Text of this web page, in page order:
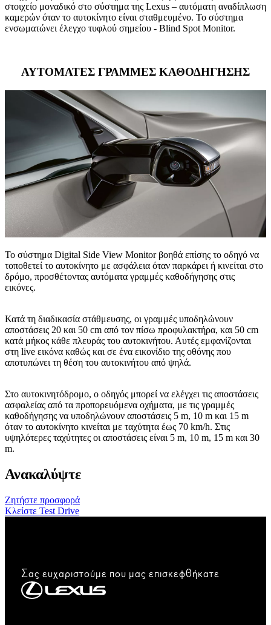
στοιχείο μοναδικό στο σύστημα της Lexus – αυτόματη αναδίπλωση
καμερών όταν το αυτοκίνητο είναι σταθμευμένο. Το σύστημα
ενσωματώνει έλεγχο τυφλού σημείου - Blind Spot Monitor.
ΑΥΤΟΜΑΤΕΣ ΓΡΑΜΜΕΣ ΚΑΘΟΔΗΓΗΣΗΣ
Το σύστημα Digital Side View Monitor βοηθά επίσης το οδηγό να
τοποθετεί το αυτοκίνητο με ασφάλεια όταν παρκάρει ή κινείται στο
δρόμο, προσθέτοντας αυτόματα γραμμές καθοδήγησης στις
εικόνες.
Κατά τη διαδικασία στάθμευσης, οι γραμμές υποδηλώνουν
αποστάσεις 20 και 50 cm από τον πίσω προφυλακτήρα, και 50 cm
κατά μήκος κάθε πλευράς του αυτοκινήτου. Αυτές εμφανίζονται
στη live εικόνα καθώς και σε ένα εικονίδιο της οθόνης που
αποτυπώνει τη θέση του αυτοκινήτου από ψηλά.
Στο αυτοκινητόδρομο, ο οδηγός μπορεί να ελέγχει τις αποστάσεις
ασφαλείας από τα προπορευόμενα οχήματα, με τις γραμμές
καθοδήγησης να υποδηλώνουν αποστάσεις 5 m, 10 m και 15 m
όταν το αυτοκίνητο κινείται με ταχύτητα έως 70 km/h. Στις
υψηλότερες ταχύτητες οι αποστάσεις είναι 5 m, 10 m, 15 m και 30
m.
Ανακαλύψτε
Ζητήστε προσφορά
Κλείστε Test Drive
Σας ευχαριστούμε που μας επισκεφθήκατε